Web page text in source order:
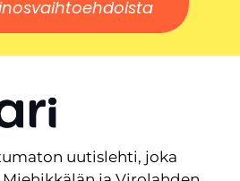
uutislehti, joka